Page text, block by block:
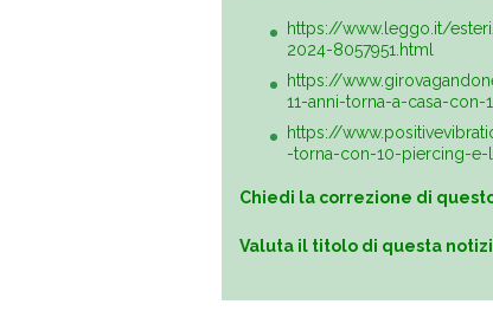
https://www.leggo.it/
2024-8057951.html
https://
11-anni-torna-a-casa-
https://
-torna-con-10-piercing-
Chiedi la correzione di
Valuta il titolo di questa